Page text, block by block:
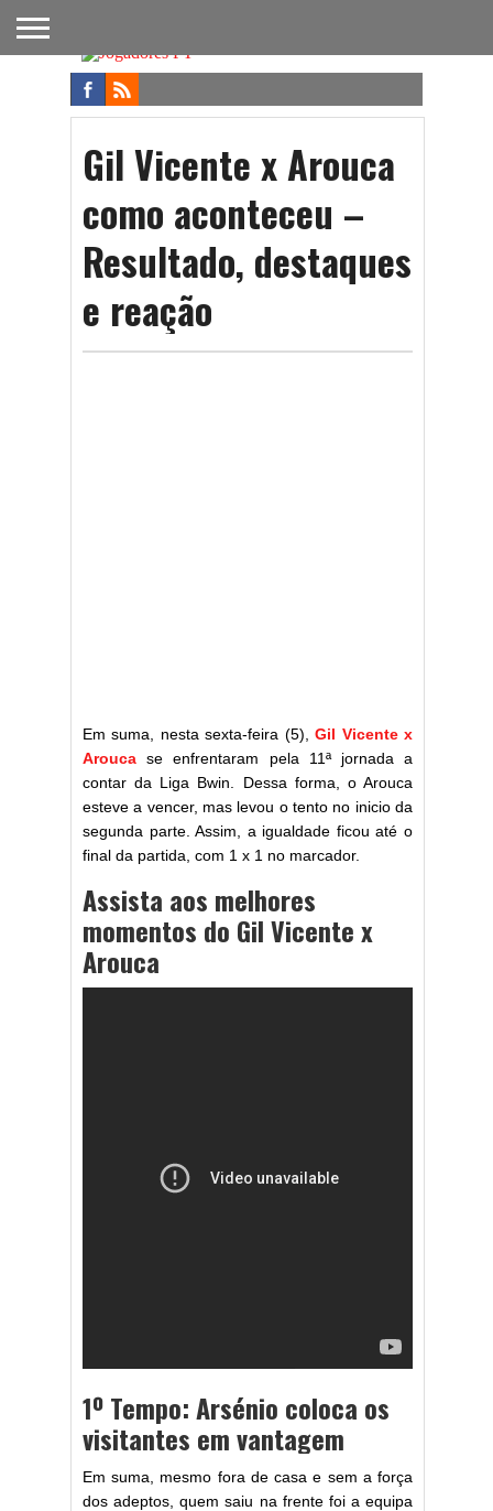
FUTEBOL
NACIONAL
FUTEBOL
INTERNACIONAL
NOTÍCIAS
ONDE
ASSISTIR
FUTEBOL
NA TV
APOSTAS
Gil Vicente x Arouca
como aconteceu –
Resultado, destaques
e reação
Em suma, nesta sexta-feira (5),Gil Vicente x
Arouca se enfrentaram pela 11ª jornada a
contar da Liga Bwin. Dessa forma, o Arouca
esteve a vencer, mas levou o tento no inicio da
segunda parte. Assim, a igualdade ficou até o
final da partida, com 1 x 1 no marcador.
Assista aos melhores
momentos do Gil Vicente x
Arouca
1º Tempo: Arsénio coloca os
visitantes em vantagem
Em suma, mesmo fora de casa e sem a força
dos adeptos, quem saiu na frente foi a equipa